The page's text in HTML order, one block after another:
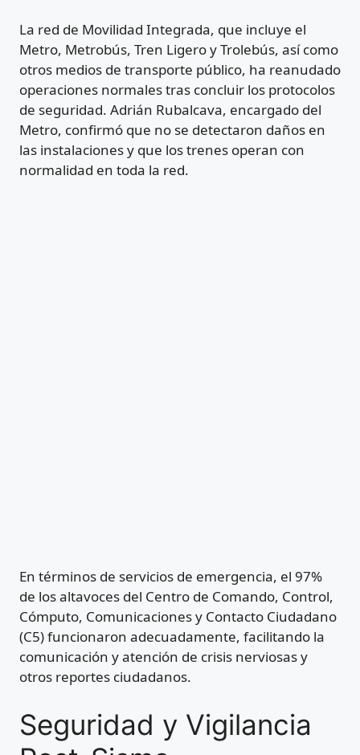
La red de Movilidad Integrada, que incluye el
Metro, Metrobús, Tren Ligero y Trolebús, así como
otros medios de transporte público, ha reanudado
operaciones normales tras concluir los protocolos
de seguridad. Adrián Rubalcava, encargado del
Metro, confirmó que no se detectaron daños en
las instalaciones y que los trenes operan con
normalidad en toda la red.
En términos de servicios de emergencia, el 97%
de los altavoces del Centro de Comando, Control,
Cómputo, Comunicaciones y Contacto Ciudadano
(C5) funcionaron adecuadamente, facilitando la
comunicación y atención de crisis nerviosas y
otros reportes ciudadanos.
Seguridad y Vigilancia